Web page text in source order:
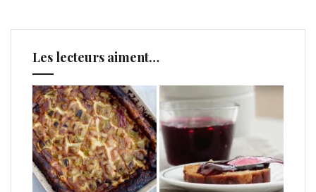
Les lecteurs aiment…